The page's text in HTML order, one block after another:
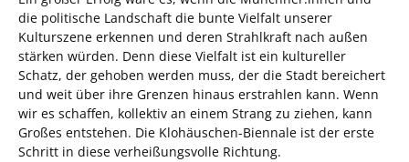
die politische Landschaft die bunte Vielfalt unserer
Kulturszene erkennen und deren Strahlkraft nach außen
stärken würden. Denn diese Vielfalt ist ein kultureller
Schatz, der gehoben werden muss, der die Stadt bereichert
und weit über ihre Grenzen hinaus erstrahlen kann. Wenn
wir es schaffen, kollektiv an einem Strang zu ziehen, kann
Großes entstehen. Die Klohäuschen-Biennale ist der erste
Schritt in diese verheißungsvolle Richtung.